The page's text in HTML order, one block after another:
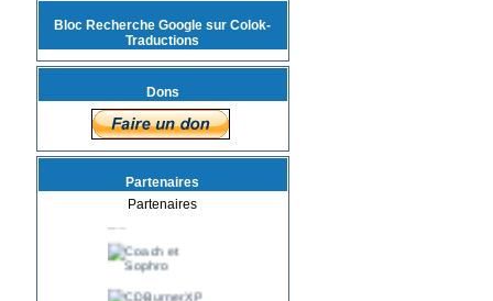
Bloc Recherche Google sur Colok-
Traductions
Dons
Partenaires
Partenaires